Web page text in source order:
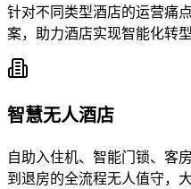
针对不同类型酒店的运营痛
案，助力酒店实现智能化转型
智慧无人酒店
自助入住机、智能门锁、客
到退房的全流程无人值守，